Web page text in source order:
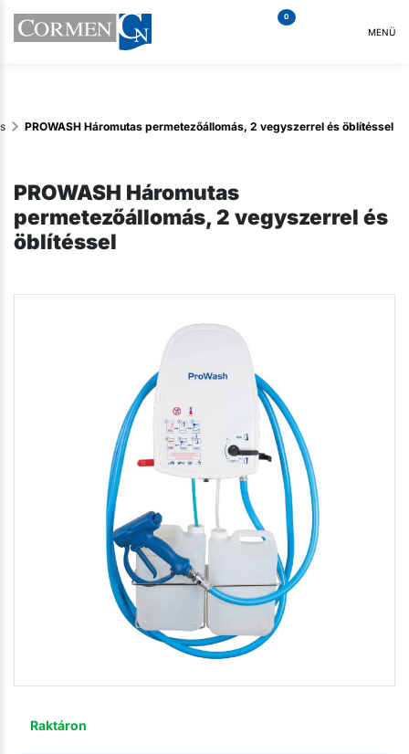
0
MENÜ
PROWASH Háromutas permetezőállomás, 2 vegyszerrel és öblítéssel
PROWASH Háromutas
permetezőállomás, 2 vegyszerrel és
öblítéssel
Raktáron